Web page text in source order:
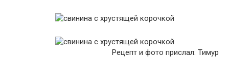
Рецепт и фото прислал: Тимур